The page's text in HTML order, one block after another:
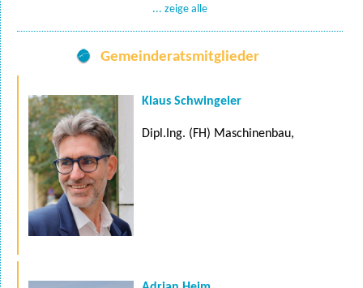
... zeige alle
Gemeinderatsmitglieder
Klaus Schwingeler
Dipl.Ing. (FH) Maschinenbau,